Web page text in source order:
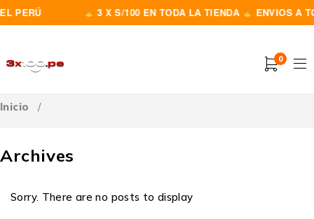
PERÚ 3 X S/100 EN TODA LA TIENDA ENVIOS A
0
Archives
Inicio /
Sorry. There are no posts to display